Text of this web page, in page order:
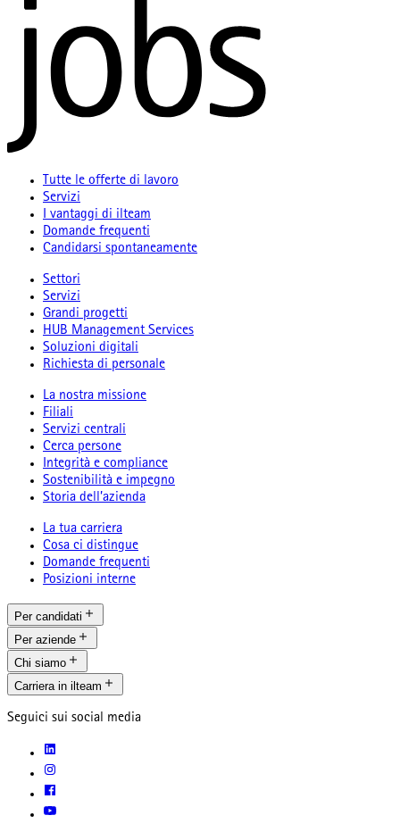
Tutte le offerte di lavoro
Servizi
I vantaggi di ilteam
Domande frequenti
Candidarsi spontaneamente
Settori
Servizi
Grandi progetti
HUB Management Services
Soluzioni digitali
Richiesta di personale
La nostra missione
Filiali
Servizi centrali
Cerca persone
Integrità e compliance
Sostenibilità e impegno
Storia dell’azienda
La tua carriera
Cosa ci distingue
Domande frequenti
Posizioni interne
Per candidati
Per aziende
Chi siamo
Carriera in ilteam
Seguici sui social media